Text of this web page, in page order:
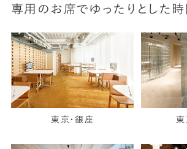
専用のお席でゆったりとした時
東京・銀座 東